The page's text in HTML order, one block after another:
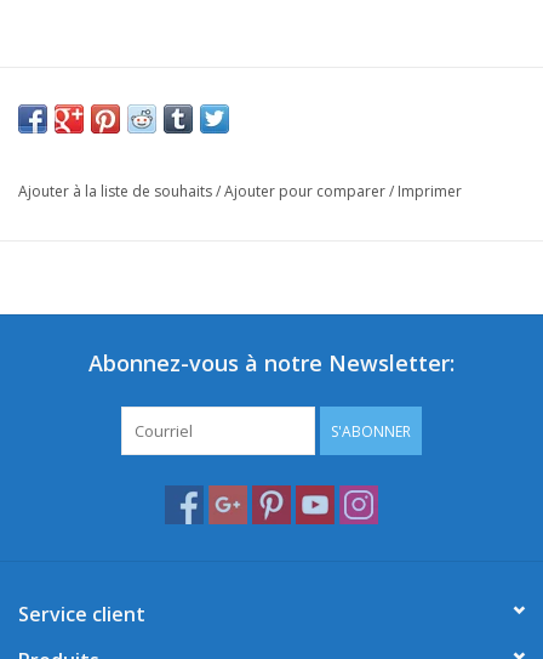
Ajouter à la liste de souhaits/Ajouter pour comparer/ Imprimer
Abonnez-vous à notre Newsletter:
S'ABONNER
Service client